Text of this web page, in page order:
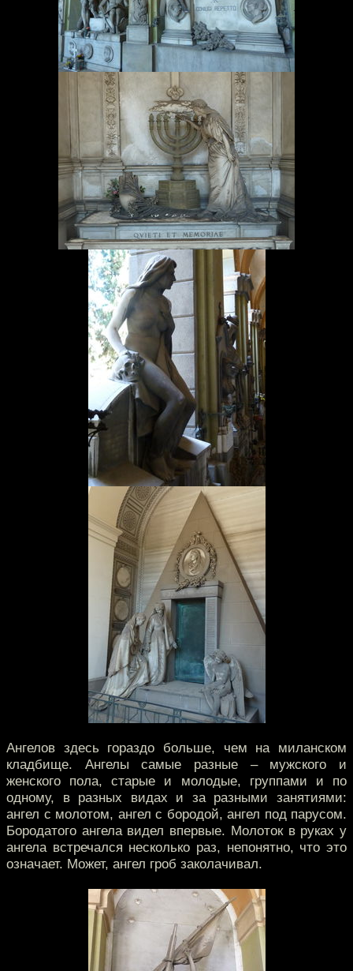
Ангелов здесь гораздо больше, чем на миланском
кладбище. Ангелы самые разные – мужского и
женского пола, старые и молодые, группами и по
одному, в разных видах и за разными занятиями:
ангел с молотом, ангел с бородой, ангел под парусом.
Бородатого ангела видел впервые. Молоток в руках у
ангела встречался несколько раз, непонятно, что это
означает. Может, ангел гроб заколачивал.